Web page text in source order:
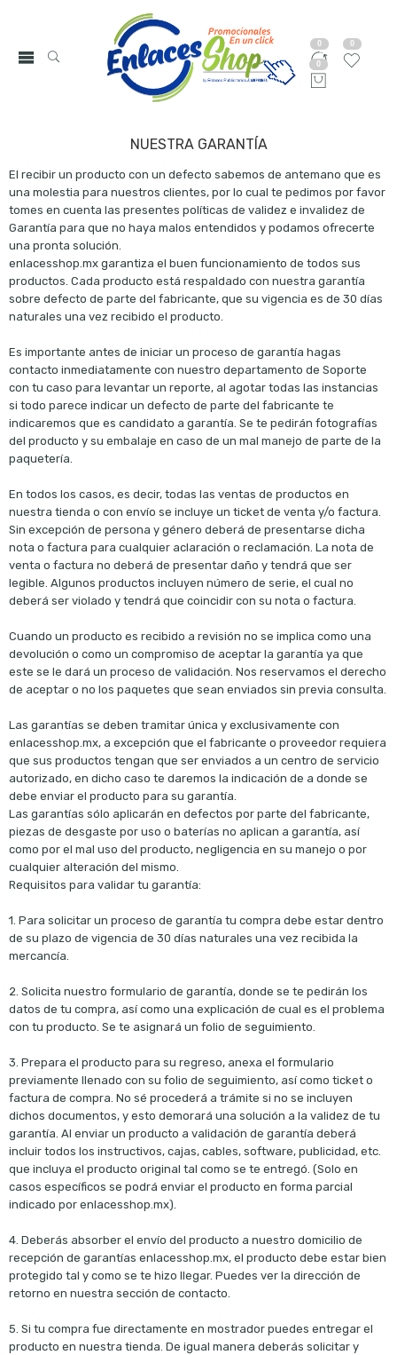
0 0
0
NUESTRA GARANTÍA
El recibir un producto con un defecto sabemos de antemano que es
una molestia para nuestros clientes, por lo cual te pedimos por favor
tomes en cuenta las presentes políticas de validez e invalidez de
Garantía para que no haya malos entendidos y podamos ofrecerte
una pronta solución.
enlacesshop.mx garantiza el buen funcionamiento de todos sus
productos. Cada producto está respaldado con nuestra garantía
sobre defecto de parte del fabricante, que su vigencia es de 30 días
naturales una vez recibido el producto.
Es importante antes de iniciar un proceso de garantía hagas
contacto inmediatamente con nuestro departamento de Soporte
con tu caso para levantar un reporte, al agotar todas las instancias
si todo parece indicar un defecto de parte del fabricante te
indicaremos que es candidato a garantía. Se te pedirán fotografías
del producto y su embalaje en caso de un mal manejo de parte de la
paquetería.
En todos los casos, es decir, todas las ventas de productos en
nuestra tienda o con envío se incluye un ticket de venta y/o factura.
Sin excepción de persona y género deberá de presentarse dicha
nota o factura para cualquier aclaración o reclamación. La nota de
venta o factura no deberá de presentar daño y tendrá que ser
legible. Algunos productos incluyen número de serie, el cual no
deberá ser violado y tendrá que coincidir con su nota o factura.
Cuando un producto es recibido a revisión no se implica como una
devolución o como un compromiso de aceptar la garantía ya que
este se le dará un proceso de validación. Nos reservamos el derecho
de aceptar o no los paquetes que sean enviados sin previa consulta.
Las garantías se deben tramitar única y exclusivamente con
enlacesshop.mx, a excepción que el fabricante o proveedor requiera
que sus productos tengan que ser enviados a un centro de servicio
autorizado, en dicho caso te daremos la indicación de a donde se
debe enviar el producto para su garantía.
Las garantías sólo aplicarán en defectos por parte del fabricante,
piezas de desgaste por uso o baterías no aplican a garantía, así
como por el mal uso del producto, negligencia en su manejo o por
cualquier alteración del mismo.
Requisitos para validar tu garantía:
1. Para solicitar un proceso de garantía tu compra debe estar dentro
de su plazo de vigencia de 30 días naturales una vez recibida la
mercancía.
2. Solicita nuestro formulario de garantía, donde se te pedirán los
datos de tu compra, así como una explicación de cual es el problema
con tu producto. Se te asignará un folio de seguimiento.
3. Prepara el producto para su regreso, anexa el formulario
previamente llenado con su folio de seguimiento, así como ticket o
factura de compra. No sé procederá a trámite si no se incluyen
dichos documentos, y esto demorará una solución a la validez de tu
garantía. Al enviar un producto a validación de garantía deberá
incluir todos los instructivos, cajas, cables, software, publicidad, etc.
que incluya el producto original tal como se te entregó. (Solo en
casos específicos se podrá enviar el producto en forma parcial
indicado por enlacesshop.mx).
4. Deberás absorber el envío del producto a nuestro domicilio de
recepción de garantías enlacesshop.mx, el producto debe estar bien
protegido tal y como se te hizo llegar. Puedes ver la dirección de
retorno en nuestra sección de contacto.
5. Si tu compra fue directamente en mostrador puedes entregar el
producto en nuestra tienda. De igual manera deberás solicitar y